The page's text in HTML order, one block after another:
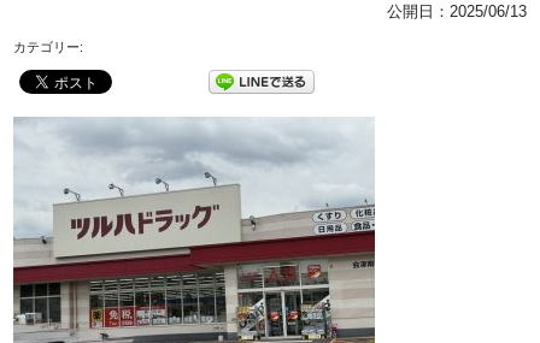
公開日： 2025/06/13
カテゴリー: